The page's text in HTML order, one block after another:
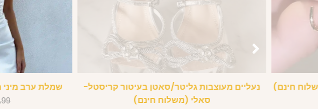
נעליים מעוצבות גליטר/סאטן בעיטור קריסטל-
סאלי (משלוח חינם)
שמלת ערב